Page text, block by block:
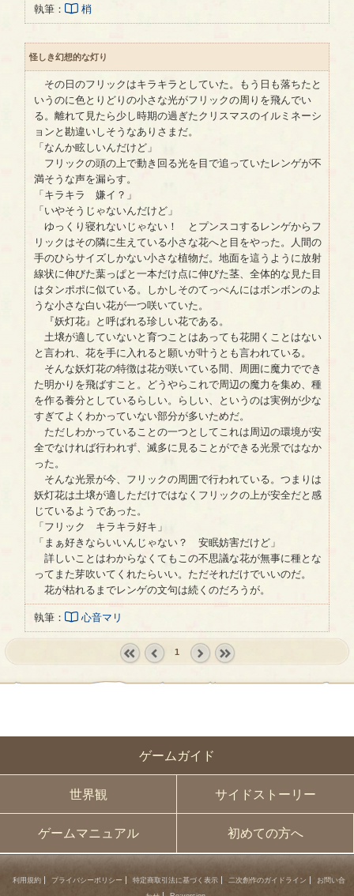
ゲームガイド
世界観 サイドストーリー
ゲームマニュアル 初めての方へ
執筆： 梢
怪しき幻想的な灯り
その日のフリックはキラキラとしていた。もう日も落ちたと
いうのに色とりどりの小さな光がフリックの周りを飛んでい
る。離れて見たら少し時期の過ぎたクリスマスのイルミネーシ
ョンと勘違いしそうなありさまだ。
「なんか眩しいんだけど」
フリックの頭の上で動き回る光を目で追っていたレンゲが不
満そうな声を漏らす。
「キラキラ 嫌イ？」
「いやそうじゃないんだけど」
ゆっくり寝れないじゃない！ とプンスコするレンゲからフ
リックはその隣に生えている小さな花へと目をやった。人間の
手のひらサイズしかない小さな植物だ。地面を這うように放射
線状に伸びた葉っぱと一本だけ点に伸びた茎、全体的な見た目
はタンポポに似ている。しかしそのてっぺんにはボンボンのよ
うな小さな白い花が一つ咲いていた。
『妖灯花』と呼ばれる珍しい花である。
土壌が適していないと育つことはあっても花開くことはない
と言われ、花を手に入れると願いが叶うとも言われている。
そんな妖灯花の特徴は花が咲いている間、周囲に魔力ででき
た明かりを飛ばすこと。どうやらこれで周辺の魔力を集め、種
を作る養分としているらしい。らしい、というのは実例が少な
すぎてよくわかっていない部分が多いためだ。
ただしわかっていることの一つとしてこれは周辺の環境が安
全でなければ行われず、滅多に見ることができる光景ではなか
った。
そんな光景が今、フリックの周囲で行われている。つまりは
妖灯花は土壌が適しただけではなくフリックの上が安全だと感
じているようであった。
「フリック キラキラ好キ」
「まぁ好きならいいんじゃない？ 安眠妨害だけど」
詳しいことはわからなくてもこの不思議な花が無事に種とな
ってまた芽吹いてくれたらいい。ただそれだけでいいのだ。
花が枯れるまでレンゲの文句は続くのだろうが。
執筆： 心音マリ
1
利用規約 プライバシーポリシー 特定商取引法に基づく表示 二次創作のガイドライン
お問い合